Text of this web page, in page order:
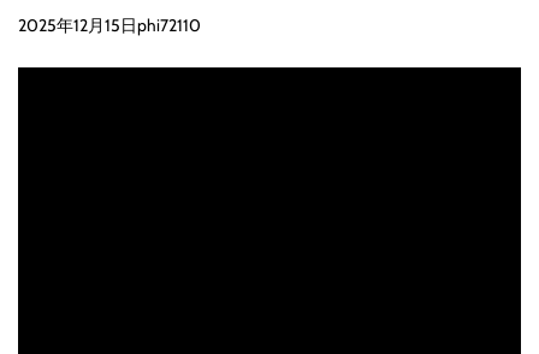
2025年12月15日phi72110